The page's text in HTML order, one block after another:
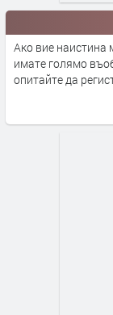
Ако вие наистина
имате голямо
опитайте да